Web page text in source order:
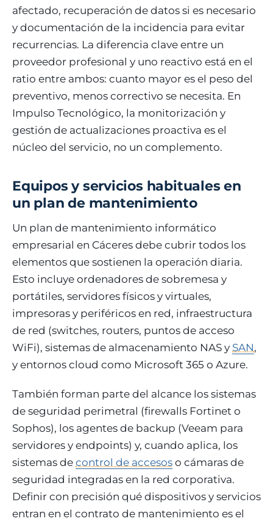
afectado, recuperación de datos si es necesario
y documentación de la incidencia para evitar
recurrencias. La diferencia clave entre un
proveedor profesional y uno reactivo está en el
ratio entre ambos: cuanto mayor es el peso del
preventivo, menos correctivo se necesita. En
Impulso Tecnológico, la monitorización y
gestión de actualizaciones proactiva es el
núcleo del servicio, no un complemento.
Equipos y servicios habituales en
un plan de mantenimiento
Un plan de mantenimiento informático
empresarial en Cáceres debe cubrir todos los
elementos que sostienen la operación diaria.
Esto incluye ordenadores de sobremesa y
portátiles, servidores físicos y virtuales,
impresoras y periféricos en red, infraestructura
de red (switches, routers, puntos de acceso
WiFi), sistemas de almacenamiento NAS y SAN,
y entornos cloud como Microsoft 365 o Azure.
También forman parte del alcance los sistemas
de seguridad perimetral (firewalls Fortinet o
Sophos), los agentes de backup (Veeam para
servidores y endpoints) y, cuando aplica, los
sistemas de control de accesos o cámaras de
seguridad integradas en la red corporativa.
Definir con precisión qué dispositivos y servicios
entran en el contrato de mantenimiento es el